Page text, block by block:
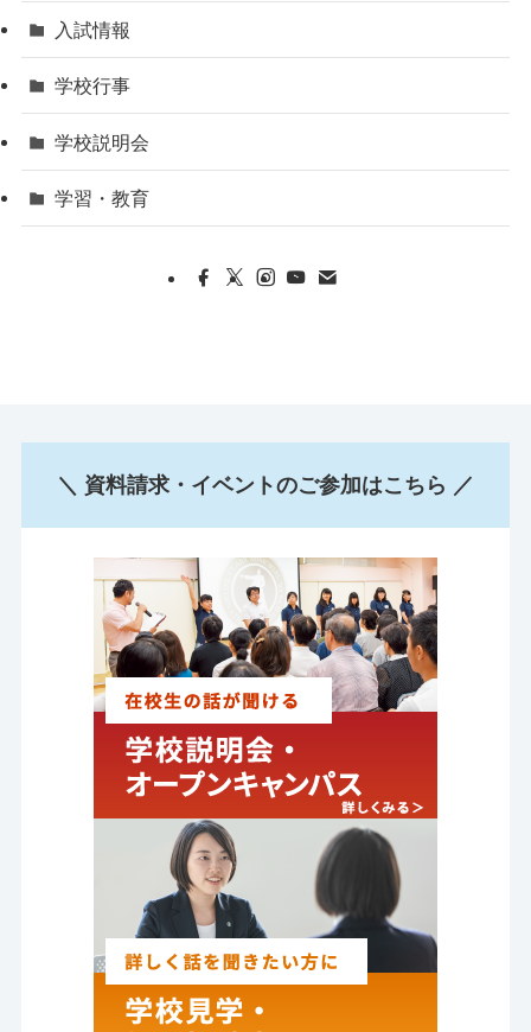
入試情報
学校行事
学校説明会
学習・教育
＼ 資料請求・イベントのご参加はこちら ／